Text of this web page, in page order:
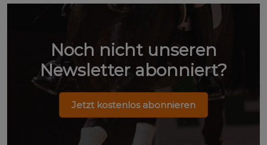
Noch nicht unseren
Newsletter abonniert?
Jetzt kostenlos abonnieren